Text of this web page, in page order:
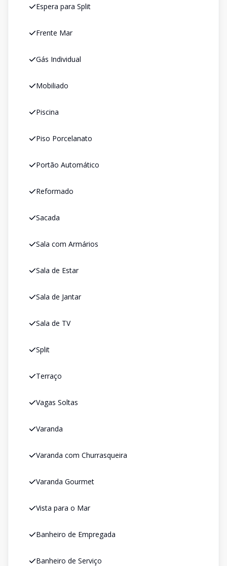
Espera para Split
Frente Mar
Gás Individual
Mobiliado
Piscina
Piso Porcelanato
Portão Automático
Reformado
Sacada
Sala com Armários
Sala de Estar
Sala de Jantar
Sala de TV
Split
Terraço
Vagas Soltas
Varanda
Varanda com Churrasqueira
Varanda Gourmet
Vista para o Mar
Banheiro de Empregada
Banheiro de Serviço